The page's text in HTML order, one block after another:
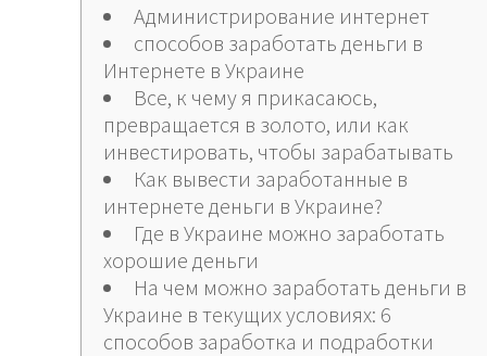
Администрирование интернет
способов заработать деньги в
Интернете в Украине
Все, к чему я прикасаюсь,
превращается в золото, или как
инвестировать, чтобы зарабатывать
Как вывести заработанные в
интернете деньги в Украине?
Где в Украине можно заработать
хорошие деньги
На чем можно заработать деньги в
Украине в текущих условиях: 6
способов заработка и подработки